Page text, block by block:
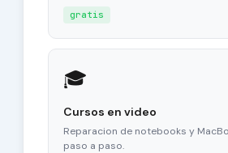
gratis
🎓
Cursos en video
Reparacion de notebooks y
paso a paso.